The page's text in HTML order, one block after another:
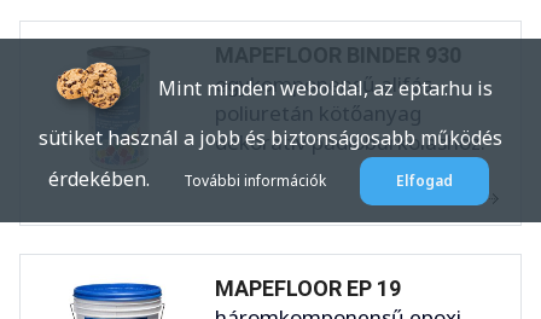
egykomponensű alifás
poliuretán kötőanyag
dekoratív padlóburkoláshoz.
...
MAPEFLOOR EP 19
Mint minden weboldal, az eptar.hu is
sütiket használ a jobb és biztonságosabb működés
érdekében.
További információk Elfogad